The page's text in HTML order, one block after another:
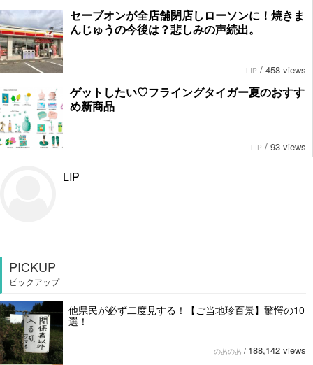
セーブオンが全店舗閉店しローソンに！焼きま
んじゅうの今後は？悲しみの声続出。
LIP / 458 views
ゲットしたい♡フライングタイガー夏のおすす
め新商品
LIP / 93 views
LIP
PICKUP
ピックアップ
他県民が必ず二度見する！【ご当地珍百景】驚愕の10
選！
のあのあ / 188,142 views